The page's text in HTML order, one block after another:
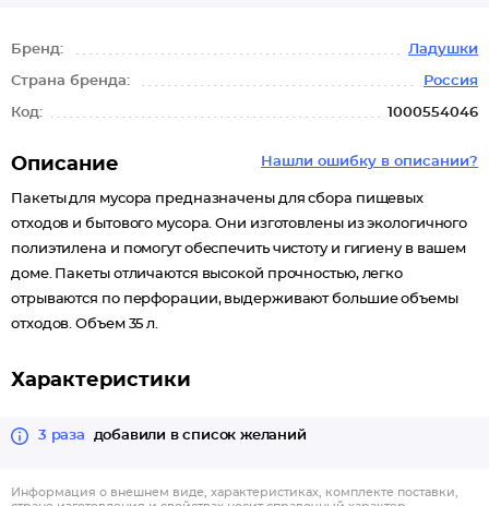
Бренд: Ладушки
Страна бренда: Россия
Код: 1000554046
Нашли ошибку в описании?
Описание
Пакеты для мусора предназначены для сбора пищевых
отходов и бытового мусора. Они изготовлены из экологичного
полиэтилена и помогут обеспечить чистоту и гигиену в вашем
доме. Пакеты отличаются высокой прочностью, легко
отрываются по перфорации, выдерживают большие объемы
отходов. Объем 35 л.
Характеристики
3 раза добавили в список желаний
Информация о внешнем виде, характеристиках, комплекте поставки,